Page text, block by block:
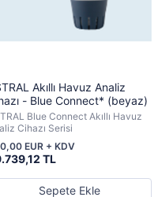
Havuz Analiz
- Blue Connect* (beyaz)
Akıllı Havuz
Cihazı Serisi
TL
EUR + KDV
Sepete Ekle